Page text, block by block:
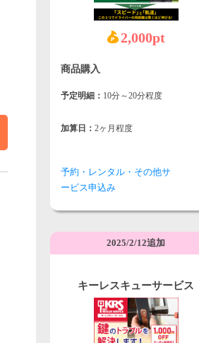
2,000pt
商品購入
予定明細： 10分～20分程度
加算日： 2ヶ月程度
予約・レンタル・その他サ
ービス申込み
2025/2/12追加
キーレスキューサービス